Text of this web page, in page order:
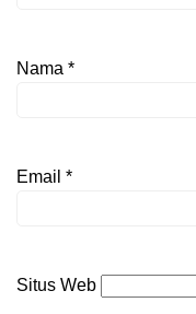
Nama *
Email *
Situs Web